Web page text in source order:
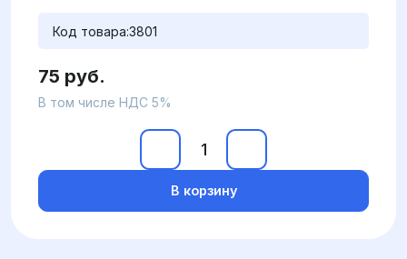
Код товара:3801
75 руб.
В том числе НДС 5%
В корзину